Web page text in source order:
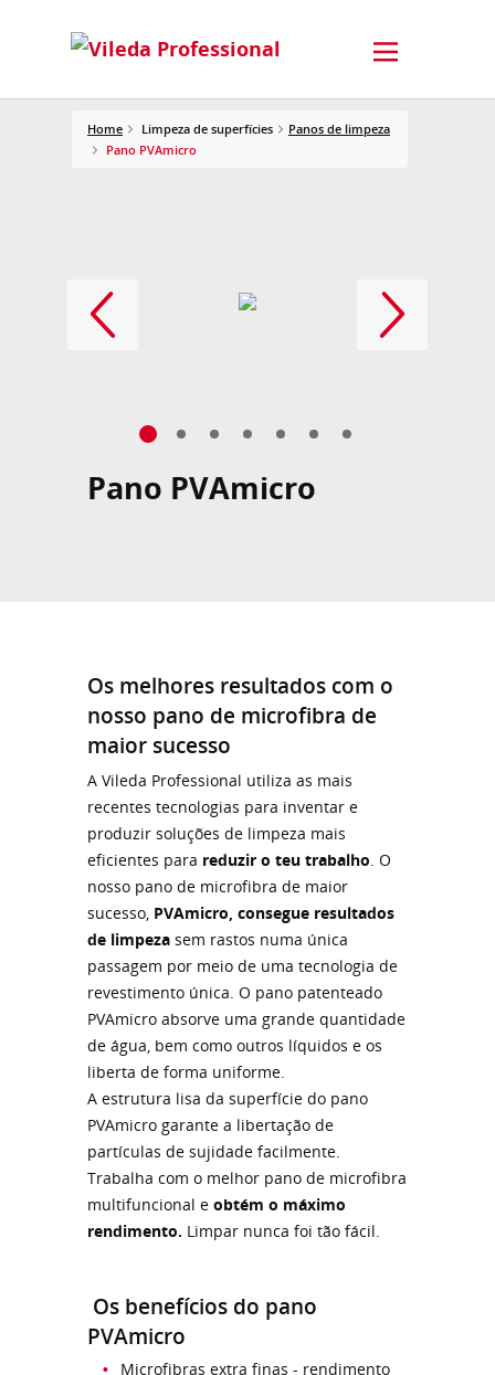
Home Limpeza de superfícies
Panos de limpeza
Pano PVAmicro
Pano PVAmicro
Os melhores resultados com o
nosso pano de microfibra de
maior sucesso
A Vileda Professional utiliza as mais
recentes tecnologias para inventar e
produzir soluções de limpeza mais
eficientes para reduzir o teu trabalho . O
nosso pano de microfibra de maior
sucesso, PVAmicro, consegue resultados
de limpeza sem rastos numa única
passagem por meio de uma tecnologia de
revestimento única. O pano patenteado
PVAmicro absorve uma grande quantidade
de água, bem como outros líquidos e os
liberta de forma uniforme.
A estrutura lisa da superfície do pano
PVAmicro garante a libertação de
partículas de sujidade facilmente.
Trabalha com o melhor pano de microfibra
multifuncional e obtém o máximo
rendimento. Limpar nunca foi tão fácil.
Os benefícios do pano
PVAmicro
Microfibras extra finas - rendimento